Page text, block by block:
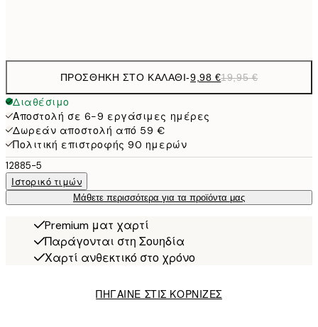
ΠΡΟΣΘΉΚΗ ΣΤΟ ΚΑΛΆΘΙ-9,98 €19,95 €
Διαθέσιμο
Αποστολή σε 6-9 εργάσιμες ημέρες
Δωρεάν αποστολή από 59 €
Πολιτική επιστροφής 90 ημερών
12885-5
Ιστορικό τιμών
Μάθετε περισσότερα για τα προϊόντα μας
Premium ματ χαρτί
Παράγονται στη Σουηδία
Χαρτί ανθεκτικό στο χρόνο
ΠΗΓΑΙΝΕ ΣΤΙΣ ΚΟΡΝΙΖΕΣ